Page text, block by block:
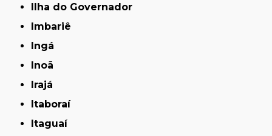
Ilha do Governador
Imbariê
Ingá
Inoã
Irajá
Itaboraí
Itaguaí